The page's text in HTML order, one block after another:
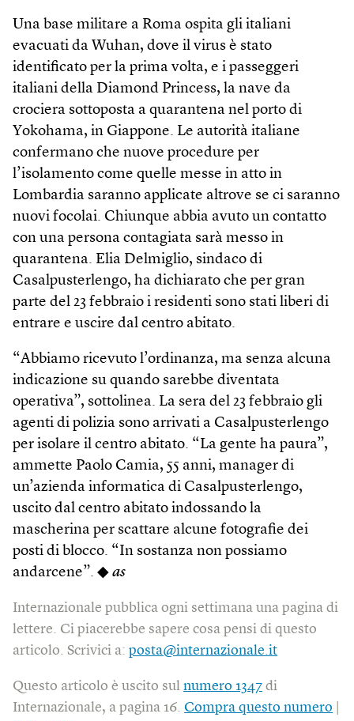
Una base militare a Roma ospita gli italiani
evacuati da Wuhan, dove il virus è stato
identificato per la prima volta, e i passeggeri
italiani della Diamond Princess, la nave da
crociera sottoposta a quarantena nel porto di
Yokohama, in Giappone. Le autorità italiane
confermano che nuove procedure per
l’isolamento come quelle messe in atto in
Lombardia saranno applicate altrove se ci saranno
nuovi focolai. Chiunque abbia avuto un contatto
con una persona contagiata sarà messo in
quarantena. Elia Delmiglio, sindaco di
Casalpusterlengo, ha dichiarato che per gran
parte del 23 febbraio i residenti sono stati liberi di
entrare e uscire dal centro abitato.
“Abbiamo ricevuto l’ordinanza, ma senza alcuna
indicazione su quando sarebbe diventata
operativa”, sottolinea. La sera del 23 febbraio gli
agenti di polizia sono arrivati a Casalpusterlengo
per isolare il centro abitato. “La gente ha paura”,
ammette Paolo Camia, 55 anni, manager di
un’azienda informatica di Casalpusterlengo,
uscito dal centro abitato indossando la
mascherina per scattare alcune fotografie dei
posti di blocco. “In sostanza non possiamo
andarcene”. ◆ as
Internazionale pubblica ogni settimana una pagina di
lettere. Ci piacerebbe sapere cosa pensi di questo
articolo. Scrivici a: posta@internazionale.it
Questo articolo è uscito sul numero 1347 di
Internazionale, a pagina 16. Compra questo numero